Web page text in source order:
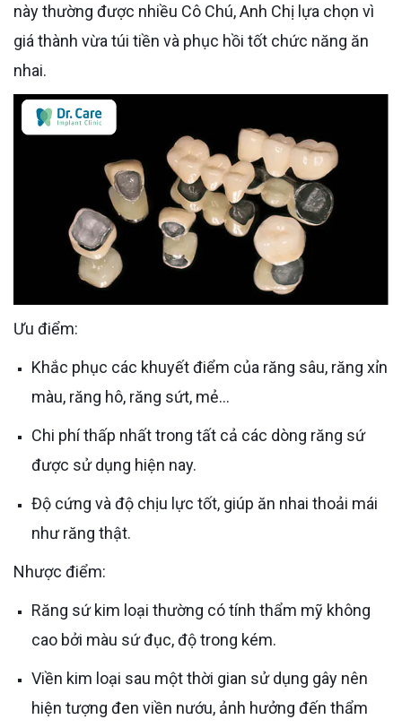
này thường được nhiều Cô Chú, Anh Chị lựa chọn vì
giá thành vừa túi tiền và phục hồi tốt chức năng ăn
nhai.
Ưu điểm:
Khắc phục các khuyết điểm của răng sâu, răng xỉn
màu, răng hô, răng sứt, mẻ…
Chi phí thấp nhất trong tất cả các dòng răng sứ
được sử dụng hiện nay.
Độ cứng và độ chịu lực tốt, giúp ăn nhai thoải mái
như răng thật.
Nhược điểm:
Răng sứ kim loại thường có tính thẩm mỹ không
cao bởi màu sứ đục, độ trong kém.
Viền kim loại sau một thời gian sử dụng gây nên
hiện tượng đen viền nướu, ảnh hưởng đến thẩm